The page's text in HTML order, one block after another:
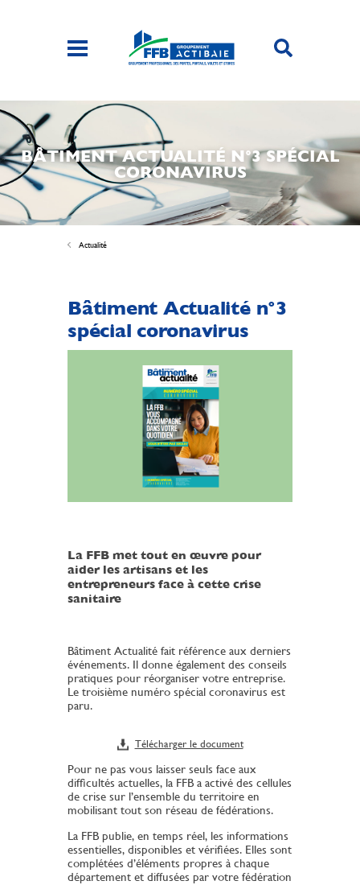
BÂTIMENT ACTUALITÉ N°3 SPÉCIAL
CORONAVIRUS
Actualité
Bâtiment Actualité n°3
spécial coronavirus
La FFB met tout en œuvre pour
aider les artisans et les
entrepreneurs face à cette crise
sanitaire
Bâtiment Actualité fait référence aux derniers
événements. Il donne également des conseils
pratiques pour réorganiser votre entreprise.
Le troisième numéro spécial coronavirus est
paru.
Télécharger le document
Pour ne pas vous laisser seuls face aux
difficultés actuelles, la FFB a activé des cellules
de crise sur l’ensemble du territoire en
mobilisant tout son réseau de fédérations.
La FFB publie, en temps réel, les informations
essentielles, disponibles et vérifiées. Elles sont
complétées d’éléments propres à chaque
département et diffusées par votre fédération